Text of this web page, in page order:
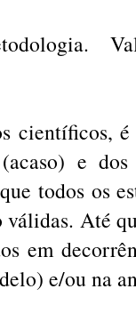
científicos,
e
todos os
válidas. Até
em
e/ou na